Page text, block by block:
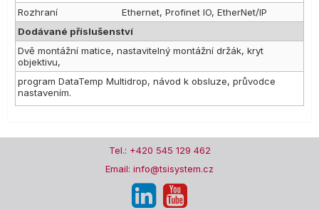
Rozhraní
Ethernet, Profinet IO, EtherNet/IP
Dodávané příslušenství
Dvě montážní matice, nastavitelný montážní držák, kryt
objektivu,
program DataTemp Multidrop, návod k obsluze, průvodce
nastavením.
Tel.: +420 545 129 462
Email: info@tsisystem.cz